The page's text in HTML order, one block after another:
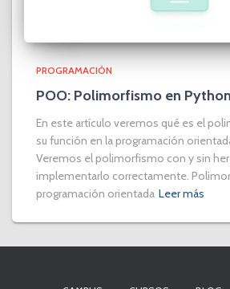
PROGRAMACIÓN
POO: Polimorfismo en Python
En este artículo veremos qué es el
su función en la programación
Veremos el polimorfismo con y sin
implementarlo correctamente.
programación orientada Leer más